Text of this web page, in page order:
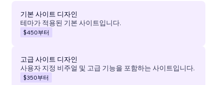
기본 사이트 디자인
테마가 적용된 기본 사이트입니다.
$450부터
고급 사이트 디자인
사용자 지정 비주얼 및 고급 기능을 포함하는 사이트입니다.
$350부터